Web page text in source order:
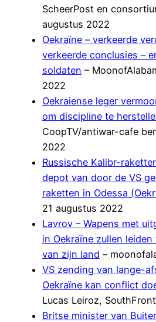
ScheerPost en
augustus 2022
Oekraïne – verkeerde
verkeerde conclusies –
soldaten –
2022
Oekraiense leger
om discipline te
CoopTV/antiwar-cafe
2022
Russische Kalibr-
depot van door de VS
raketten in Odessa
21 augustus 2022
Lavrov – Wapens met
in Oekraïne zullen
van zijn land –
VS zending van lange-
Oekraïne kan conflict
Lucas Leiroz,
Britse minister van